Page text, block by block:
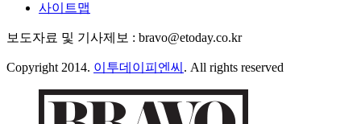
사이트맵
보도자료 및 기사제보 : bravo@etoday.co.kr
Copyright 2014. 이투데이피엔씨 . All rights reserved